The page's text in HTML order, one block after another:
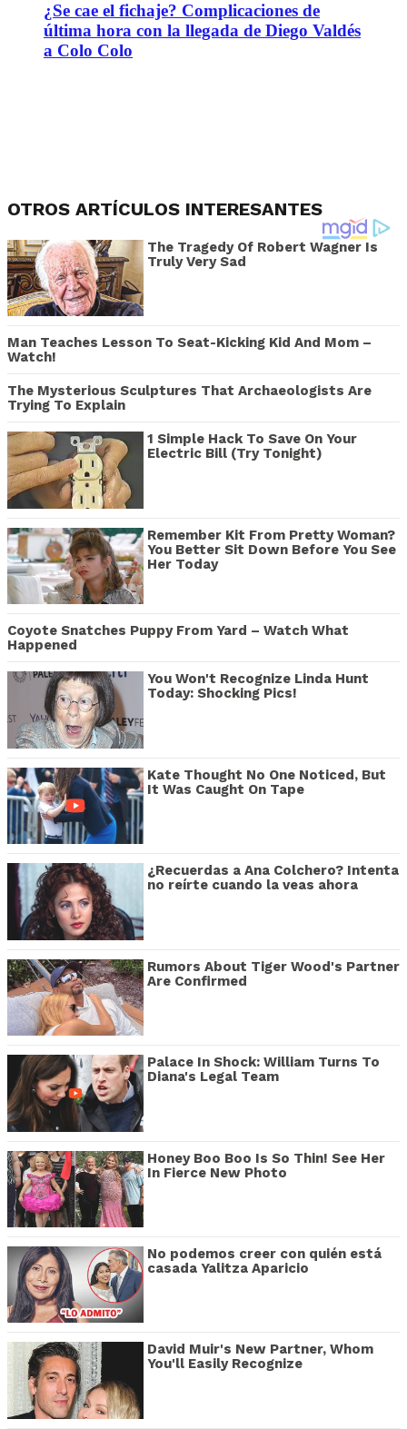
¿Se cae el fichaje? Complicaciones de
última hora con la llegada de Diego Valdés
a Colo Colo
OTROS ARTÍCULOS INTERESANTES
The Tragedy Of Robert Wagner Is
Truly Very Sad
Man Teaches Lesson To Seat-Kicking Kid And Mom –
Watch!
The Mysterious Sculptures That Archaeologists Are
Trying To Explain
1 Simple Hack To Save On Your
Electric Bill (Try Tonight)
Remember Kit From Pretty Woman?
You Better Sit Down Before You See
Her Today
Coyote Snatches Puppy From Yard – Watch What
Happened
You Won't Recognize Linda Hunt
Today: Shocking Pics!
Kate Thought No One Noticed, But
It Was Caught On Tape
¿Recuerdas a Ana Colchero? Intenta
no reírte cuando la veas ahora
Rumors About Tiger Wood's Partner
Are Confirmed
Palace In Shock: William Turns To
Diana's Legal Team
Honey Boo Boo Is So Thin! See Her
In Fierce New Photo
No podemos creer con quién está
casada Yalitza Aparicio
David Muir's New Partner, Whom
You'll Easily Recognize